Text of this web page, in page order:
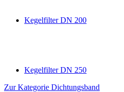
Kegelfilter DN 200
Kegelfilter DN 250
Zur Kategorie Dichtungsband